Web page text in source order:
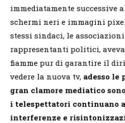
immediatamente successive
schermi neri e immagini
stessi sindaci, le
rappresentanti politici,
fiamme pur di garantire il
vedere la nuova tv, adesso
gran clamore mediatico
i telespettatori continuano
interferenze e